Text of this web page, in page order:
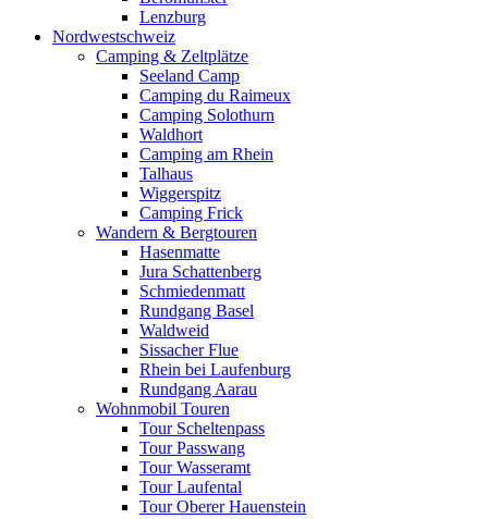
Lenzburg
Nordwestschweiz
Camping & Zeltplätze
Seeland Camp
Camping du Raimeux
Camping Solothurn
Waldhort
Camping am Rhein
Talhaus
Wiggerspitz
Camping Frick
Wandern & Bergtouren
Hasenmatte
Jura Schattenberg
Schmiedenmatt
Rundgang Basel
Waldweid
Sissacher Flue
Rhein bei Laufenburg
Rundgang Aarau
Wohnmobil Touren
Tour Scheltenpass
Tour Passwang
Tour Wasseramt
Tour Laufental
Tour Oberer Hauenstein